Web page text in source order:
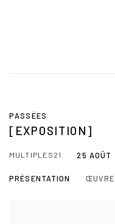
PASSÉES
[EXPOSITION]
MULTIPLES21 25 AOÛT
PRÉSENTATION